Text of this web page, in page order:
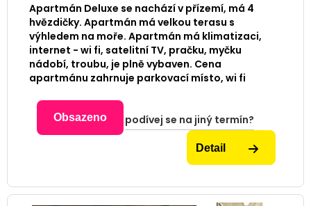
Apartmán Deluxe se nachází v přízemí, má 4
hvězdičky. Apartmán má velkou terasu s
výhledem na moře. Apartmán má klimatizaci,
internet - wi fi, satelitní TV, pračku, myčku
nádobí, troubu, je plně vybaven. Cena
apartmánu zahrnuje parkovací místo, wi fi
Obsazeno podívej se na jiný termín?
Detail